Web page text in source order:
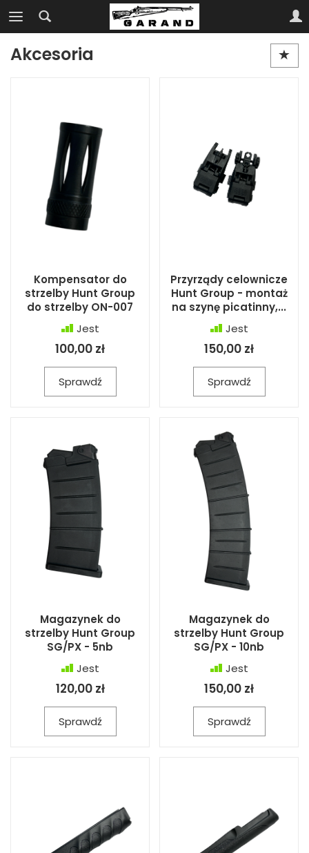
Akcesoria
Kompensator do
strzelby Hunt Group
do strzelby ON-007
Jest
100,00 zł
Sprawdź
Przyrządy celownicze
Hunt Group - montaż
na szynę picatinny,...
Jest
150,00 zł
Sprawdź
Magazynek do
strzelby Hunt Group
SG/PX - 5nb
Jest
120,00 zł
Sprawdź
Magazynek do
strzelby Hunt Group
SG/PX - 10nb
Jest
150,00 zł
Sprawdź